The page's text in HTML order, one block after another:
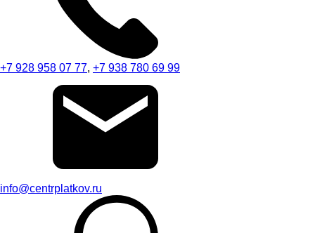
+7 928 958 07 77, +7 938 780 69 99
info@centrplatkov.ru